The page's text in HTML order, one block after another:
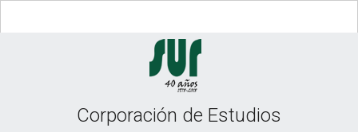
to
to
Corporación de Estudios